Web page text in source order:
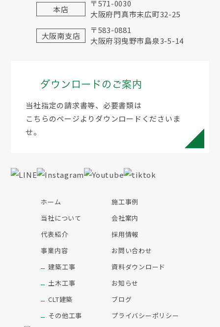
本店
〒571-0030
大阪府門真市末広町32-25
大阪南支店
〒583-0881
大阪府羽曳野市島泉3-5-14
ダウンロードのご案内
当社指定の請求書等、必要書類は
こちらのページよりダウンロードくださいま
せ。
ホーム
当社について
代表紹介
事業内容
建築工事
土木工事
CLT建築
その他工事
施工事例
会社案内
採用情報
お問い合わせ
資料ダウンロード
お知らせ
ブログ
プライバシーポリシー